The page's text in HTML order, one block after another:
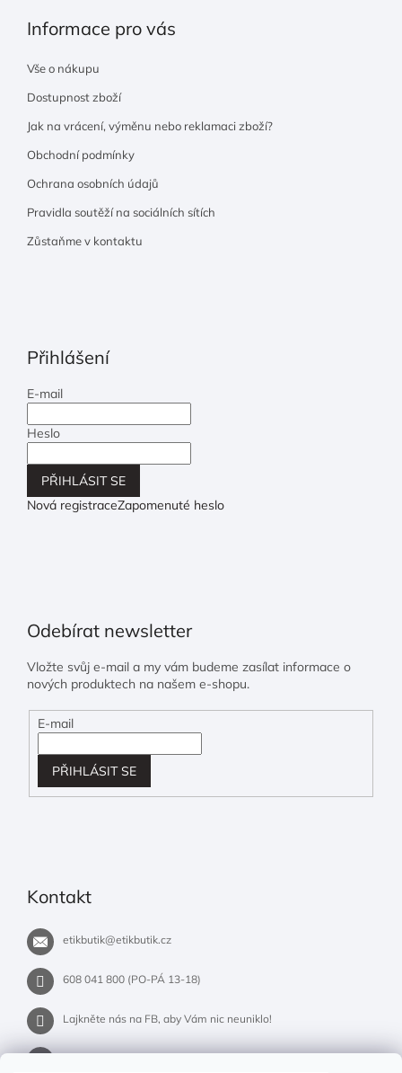
Informace pro vás
Vše o nákupu
Dostupnost zboží
Jak na vrácení, výměnu nebo reklamaci zboží?
Obchodní podmínky
Ochrana osobních údajů
Pravidla soutěží na sociálních sítích
Zůstaňme v kontaktu
Přihlášení
E-mail
Heslo
PŘIHLÁSIT SE
Nová registraceZapomenuté heslo
Odebírat newsletter
Vložte svůj e-mail a my vám budeme zasílat informace o
nových produktech na našem e-shopu.
E-mail
PŘIHLÁSIT SE
Kontakt
etikbutik@etikbutik.cz
608 041 800 (PO-PÁ 13-18)
Lajkněte nás na FB, aby Vám nic neuniklo!